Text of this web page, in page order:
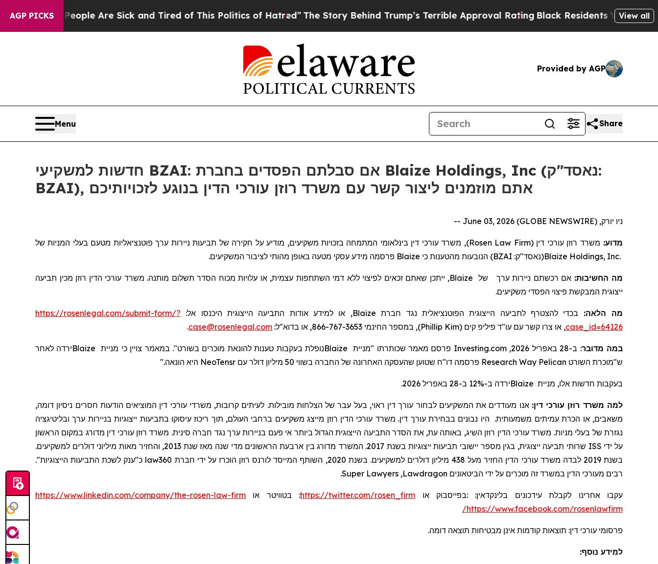
AGP PICKS
Win: “People Are Sick and Tired of This Politics of Hatred”The Story Behind Trump’s Terrible Approval Rating Black Residents Warned ofView all
Provided by AGP
Menu Share
חדשות למשקיעי BZAI: אם סבלתם הפסדים בחברת Blaize Holdings, Inc (נאסד"ק:
BZAI), אתם מוזמנים ליצור קשר עם משרד רוזן עורכי הדין בנוגע לזכויותיכם
ניו יורק, June 03, 2026 (GLOBE NEWSWIRE) --
מדוע: משרד רוזן עורכי דין (Rosen Law Firm), משרד עורכי דין בינלאומי המתמחה בזכויות משקיעים, מודיע על חקירה של תביעות ניירות ערך פוטנציאליות מטעם בעלי המניות של
Blaize Holdings, Inc.(נאסד"ק: BZAI
) הנובעות מהטענות כי Blaize פרסמה מידע עסקי מטעה באופן מהותי לציבור המשקיעים.
מה החשיבות: אם רכשתם ניירות ערך של Blaize, ייתכן שאתם זכאים לפיצוי ללא דמי השתתפות עצמית, או עלויות מכוח הסדר תשלום מותנה. משרד עורכי הדין רוזן מכין תביעה
ייצוגית המבקשת פיצוי הפסדי משקיעים.
מה הלאה: בכדי להצטרף לתביעה הייצוגית הפוטנציאלית נגד חברת Blaize, או למידע אודות התביעה הייצוגית היכנסו אל: https://rosenlegal.com/submit-form/?
case_id=64126, או צרו קשר עם עו"ד פיליפ קים (Phillip Kim), במספר החינמי 866-767-3653, או בדוא"ל: case@rosenlegal.com
.
במה מדובר: ב-28 באפריל 2026, Investing.com פרסם מאמר שכותרתו "מניית Blaizeנופלת בעקבות טענות להונאת מוכרים בשורט". במאמר צויין כי מניית Blaizeירדה לאחר
ש"מוכרת השורט Pelican
Way
Research פרסמה דו"ח שטוען שהעסקה האחרונה של החברה בשווי 50 מיליון דולר עם NeoTensr היא הונאה."
בעקבות חדשות אלו, מניית Blaizeירדה ב-12% ב-28 באפריל 2026.
למה משרד רוזן עורכי דין: אנו מעודדים את המשקיעים לבחור עורך דין ראוי, בעל עבר של הצלחות מובילות. לעיתים קרובות, משרדי עורכי דין המוציאים הודעות חסרים ניסיון דומה,
משאבים, או הכרת עמיתים משמעותית. היו נבונים בבחירת עורך דין. משרד עורכי הדין רוזן מייצג משקיעים ברחבי העולם, תוך ריכוז עיסוקו בתביעות ייצוגיות בניירות ערך ובליטיגציה
נגזרת של בעלי מניות. משרד עורכי הדין רוזן השיג, באותה עת, את הסדר התביעה הייצוגית הגדול ביותר אי פעם בניירות ערך נגד חברה סינית. משרד רוזן עורכי דין מדורג במקום הראשון
על ידי ISS
שרותי תביעה ייצוגית, בגין מספר יישובי תביעות ייצוגיות בשנת 2017. המשרד מדורג בין ארבעת הראשונים מדי שנה מאז שנת 2013, והחזיר מאות מיליוני דולרים למשקיעים.
בשנת 2019 לבדה משרד עורכי הדין החזיר מעל 438 מיליון דולרים למשקיעים. בשנת 2020, השותף המייסד לורנס רוזן הוכרז על ידי חברת
law360 כ"ענק לשכת התביעות הייצוגיות".
רבים מעורכי הדין במשרד זה מוכרים על ידי הביטאונים Lawdragon
,
Super Lawyers
.
עקבו אחרינו לקבלתעידכונים בלינקדאין:
https://www.linkedin.com/company/the-rosen-law-firm או בטוויטר :https://twitter.com/rosen_firm או בפייסבוק:
https://www.facebook.com/rosenlawfirm/
פרסומי עורכי דין: תוצאות קודמות אינן מבטיחות תוצאה דומה.
למידע נוסף: